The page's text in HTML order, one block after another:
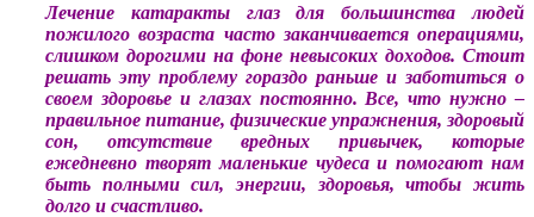
Лечение катаракты глаз для большинства людей
пожилого возраста часто заканчивается операциями,
слишком дорогими на фоне невысоких доходов. Стоит
решать эту проблему гораздо раньше и заботиться о
своем здоровье и глазах постоянно. Все, что нужно –
правильное питание, физические упражнения, здоровый
сон, отсутствие вредных привычек, которые
ежедневно творят маленькие чудеса и помогают нам
быть полными сил, энергии, здоровья, чтобы жить
долго и счастливо.